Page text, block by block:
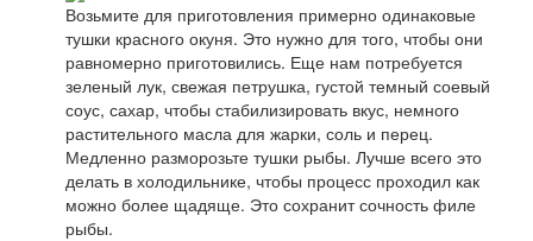
Возьмите для приготовления примерно одинаковые
тушки красного окуня. Это нужно для того, чтобы они
равномерно приготовились. Еще нам потребуется
зеленый лук, свежая петрушка, густой темный соевый
соус, сахар, чтобы стабилизировать вкус, немного
растительного масла для жарки, соль и перец.
Медленно разморозьте тушки рыбы. Лучше всего это
делать в холодильнике, чтобы процесс проходил как
можно более щадяще. Это сохранит сочность филе
рыбы.